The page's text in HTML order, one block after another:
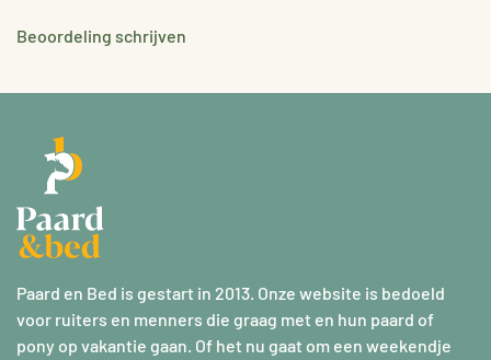
Beoordeling schrijven
Paard en Bed is gestart in 2013. Onze website is bedoeld
voor ruiters en menners die graag met en hun paard of
pony op vakantie gaan. Of het nu gaat om een weekendje